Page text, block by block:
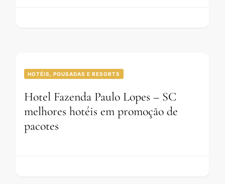
HOTÉIS, POUSADAS E RESORTS
Hotel Fazenda Paulo Lopes – SC
melhores hotéis em promoção de
pacotes